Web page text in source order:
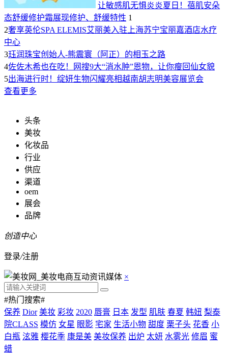
让敏感肌无惧炎炎夏日！蓓肌安朵
态舒缓修护霜展现修护、舒缓特性 1
2奢享英伦SPA ELEMIS艾丽美入驻上海苏宁宝丽嘉酒店水疗
中心
3珏润珠宝创始人-熊震寰（阿正）的相玉之路
4佐佐木希也在吃！网搜9大“消水肿”恩物，让你瘦回仙女貌
5出海进行时！绽妍生物闪耀亮相越南胡志明美容展览会
查看更多
头条
美妆
化妆品
行业
供应
渠道
oem
展会
品牌
创造中心
登录/注册
×
#热门搜索#
保养 Dior 美妆 彩妆 2020 唇膏 日本 发型 肌肤 春夏 韩妞 梨泰
院CLASS 模仿 女星 眼影 宅家 生活小物 甜度 栗子头 花香 小
白瓶 泫雅 樱花季 康是美 美妆保养 出炉 太妍 水雾光 修眉 蜜
蜡